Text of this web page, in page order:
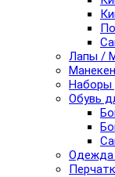
Лапы /
Наборы
Обувь
Одежда